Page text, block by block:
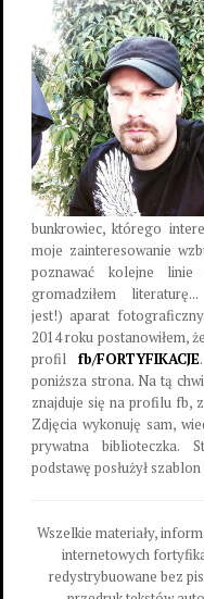
bunkrowiec, którego
moje zainteresowanie
poznawać kolejne linie
gromadziłem
jest!) aparat
2014 roku postanowiłem,
profil fb/FORTYFIKACJE
poniższa strona. Na tą
znajduje się na profilu fb,
Zdjęcia wykonuję sam,
prywatna biblioteczka.
podstawę posłużył
Wszelkie materiały,
internetowych
redystrybuowane bez